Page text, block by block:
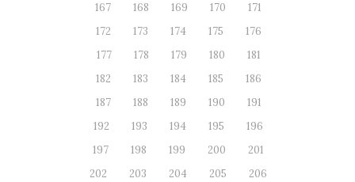
167
168 169 170
171
172
173 174 175
176
177
178 179 180
181
182
183 184 185
186
187
188 189 190
191
192
193 194 195
196
197
198 199 200
201
202
203 204 205
206